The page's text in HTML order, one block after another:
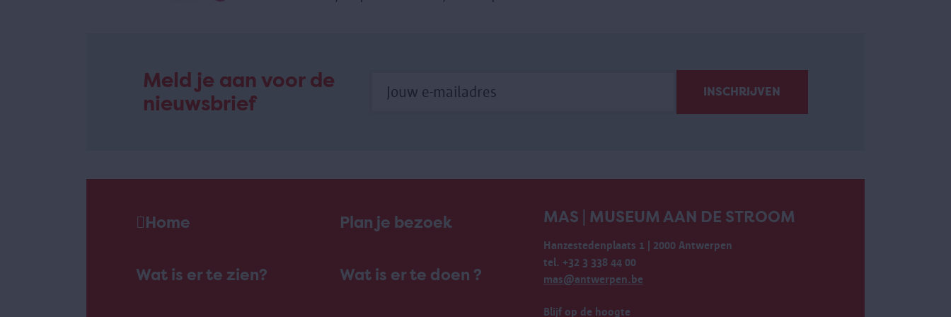
Meld je aan voor de
nieuwsbrief
Home Plan je bezoek
Wat is er te zien? Wat is er te doen ?
MAS | MUSEUM AAN DE STROOM
Hanzestedenplaats 1 | 2000 Antwerpen
tel. +32 3 338 44 00
mas@antwerpen.be
Blijf op de hoogte